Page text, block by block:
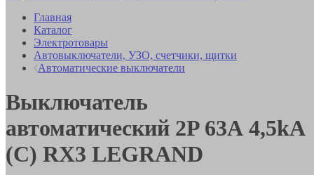
Главная
Каталог
Электротовары
Автовыключатели, УЗО, счетчики, щитки
Автоматические выключатели
Выключатель
автоматический 2P 63А 4,5kA
(C) RX3 LEGRAND